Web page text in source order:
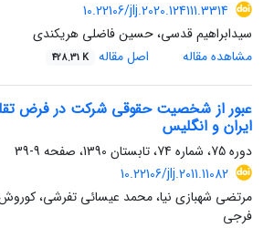
10.22106/jlj.2020.124111.3314
سیدابراهیم قدسی، حسین فاضلی هریکندی
مشاهده مقاله
اصل مقاله 428.31 K
عبور از شخصیت حقوقی شرکت در فرض
ایران و انگلیس
دوره 75، شماره 74، تابستان 1390، صفحه
9-39
10.22106/jlj.2011.11082
مرتضی شهبازی نیا، محمد عیسائی تفرشی، کوروش
فرجی